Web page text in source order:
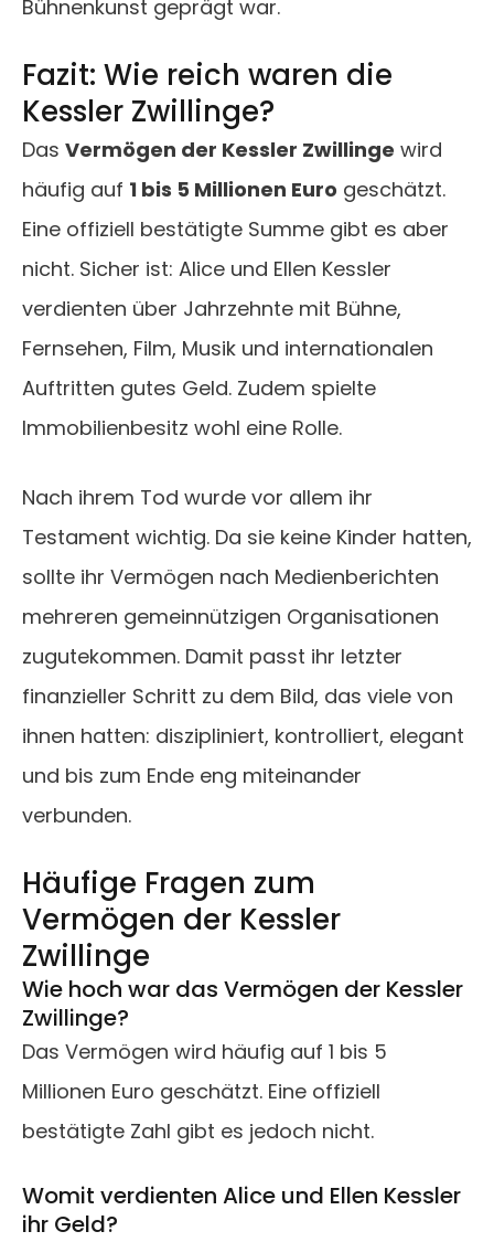
Bühnenkunst geprägt war.
Fazit: Wie reich waren die
Kessler Zwillinge?
Das Vermögen der Kessler Zwillinge wird
häufig auf 1 bis 5 Millionen Euro geschätzt.
Eine offiziell bestätigte Summe gibt es aber
nicht. Sicher ist: Alice und Ellen Kessler
verdienten über Jahrzehnte mit Bühne,
Fernsehen, Film, Musik und internationalen
Auftritten gutes Geld. Zudem spielte
Immobilienbesitz wohl eine Rolle.
Nach ihrem Tod wurde vor allem ihr
Testament wichtig. Da sie keine Kinder hatten,
sollte ihr Vermögen nach Medienberichten
mehreren gemeinnützigen Organisationen
zugutekommen. Damit passt ihr letzter
finanzieller Schritt zu dem Bild, das viele von
ihnen hatten: diszipliniert, kontrolliert, elegant
und bis zum Ende eng miteinander
verbunden.
Häufige Fragen zum
Vermögen der Kessler
Zwillinge
Wie hoch war das Vermögen der Kessler
Zwillinge?
Das Vermögen wird häufig auf 1 bis 5
Millionen Euro geschätzt. Eine offiziell
bestätigte Zahl gibt es jedoch nicht.
Womit verdienten Alice und Ellen Kessler
ihr Geld?